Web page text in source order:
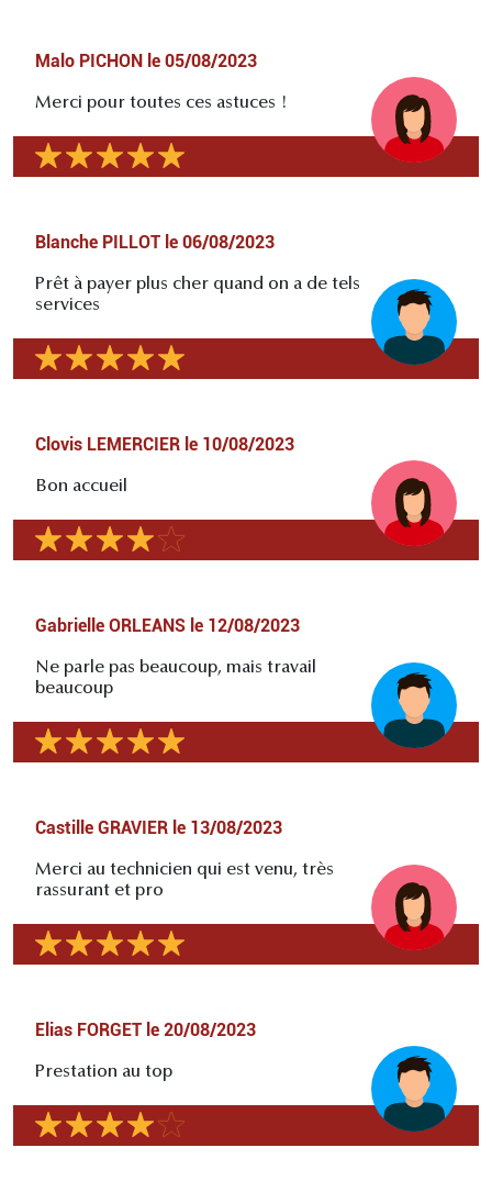
Malo PICHON le 05/08/2023
Merci pour toutes ces astuces !
Blanche PILLOT le 06/08/2023
Prêt à payer plus cher quand on a de tels
services
Clovis LEMERCIER le 10/08/2023
Bon accueil
Gabrielle ORLEANS le 12/08/2023
Ne parle pas beaucoup, mais travail
beaucoup
Castille GRAVIER le 13/08/2023
Merci au technicien qui est venu, très
rassurant et pro
Elias FORGET le 20/08/2023
Prestation au top